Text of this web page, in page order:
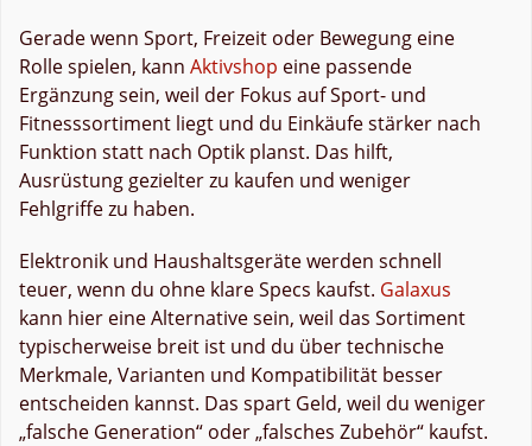
Gerade wenn Sport, Freizeit oder Bewegung eine
Rolle spielen, kann Aktivshop eine passende
Ergänzung sein, weil der Fokus auf Sport- und
Fitnesssortiment liegt und du Einkäufe stärker nach
Funktion statt nach Optik planst. Das hilft,
Ausrüstung gezielter zu kaufen und weniger
Fehlgriffe zu haben.
Elektronik und Haushaltsgeräte werden schnell
teuer, wenn du ohne klare Specs kaufst. Galaxus
kann hier eine Alternative sein, weil das Sortiment
typischerweise breit ist und du über technische
Merkmale, Varianten und Kompatibilität besser
entscheiden kannst. Das spart Geld, weil du weniger
„falsche Generation“ oder „falsches Zubehör“ kaufst.